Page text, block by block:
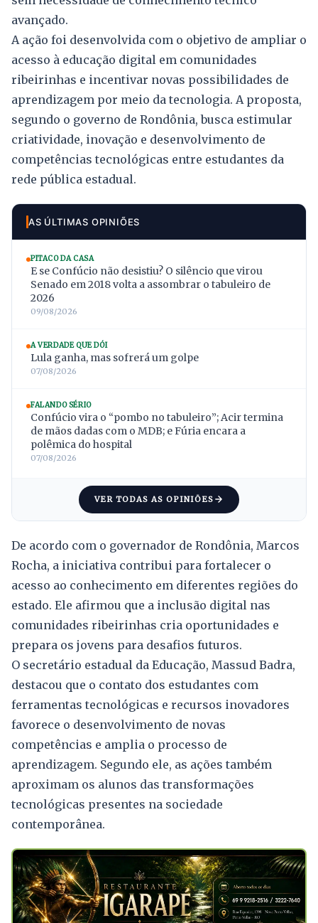
avançado.
A ação foi desenvolvida com o objetivo de ampliar o
acesso à educação digital em comunidades
ribeirinhas e incentivar novas possibilidades de
aprendizagem por meio da tecnologia. A proposta,
segundo o governo de Rondônia, busca estimular
criatividade, inovação e desenvolvimento de
competências tecnológicas entre estudantes da
rede pública estadual.
AS ÚLTIMAS OPINIÕES
PITACO DA CASA
E se Confúcio não desistiu? O silêncio que virou
Senado em 2018 volta a assombrar o tabuleiro de
2026
09/08/2026
A VERDADE QUE DÓI
Lula ganha, mas sofrerá um golpe
07/08/2026
FALANDO SÉRIO
Confúcio vira o “pombo no tabuleiro”; Acir termina
de mãos dadas com o MDB; e Fúria encara a
polêmica do hospital
07/08/2026
VER TODAS AS OPINIÕES
De acordo com o governador de Rondônia, Marcos
Rocha, a iniciativa contribui para fortalecer o
acesso ao conhecimento em diferentes regiões do
estado. Ele afirmou que a inclusão digital nas
comunidades ribeirinhas cria oportunidades e
prepara os jovens para desafios futuros.
O secretário estadual da Educação, Massud Badra,
destacou que o contato dos estudantes com
ferramentas tecnológicas e recursos inovadores
favorece o desenvolvimento de novas
competências e amplia o processo de
aprendizagem. Segundo ele, as ações também
aproximam os alunos das transformações
tecnológicas presentes na sociedade
contemporânea.